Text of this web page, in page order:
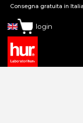
Consegna gratuita in
login